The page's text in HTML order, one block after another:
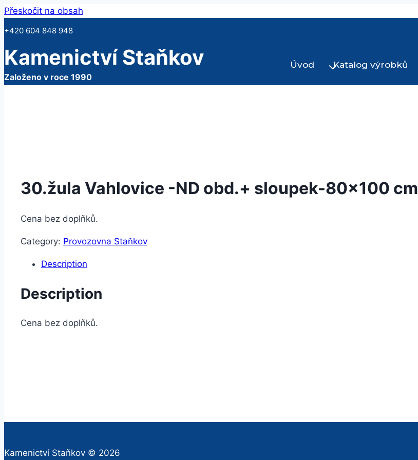
Přeskočit na obsah
+420 604 848 948
Kamenictví Staňkov
Založeno v roce 1990
Úvod Katalog výrobků
30.žula Vahlovice -ND obd.+ sloupek-80×100 cm
Cena bez doplňků.
Category: Provozovna Staňkov
Description
Description
Cena bez doplňků.
Kamenictví Staňkov © 2026